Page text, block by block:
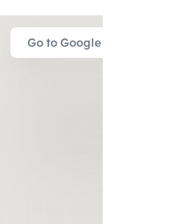
Go to Google Map